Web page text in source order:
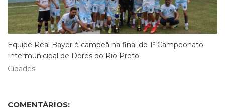
Equipe Real Bayer é campeã na final do 1º Campeonato
Intermunicipal de Dores do Rio Preto
Cidades
COMENTÁRIOS: